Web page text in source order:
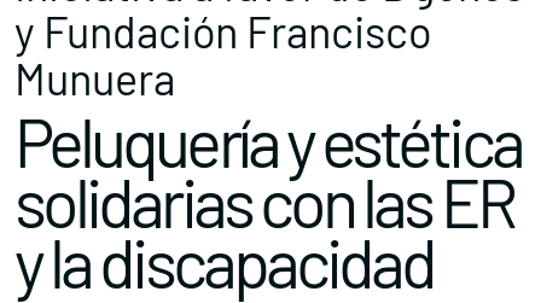
y Fundación Francisco
Munuera
Peluquería y estética
solidarias con las ER
y la discapacidad